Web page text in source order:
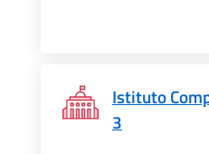
Istituto
3